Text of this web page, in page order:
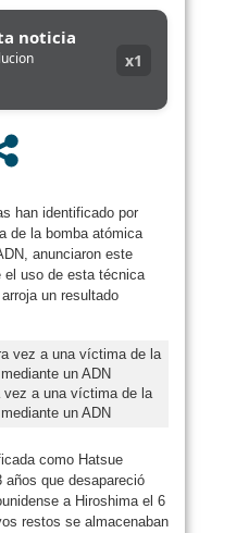
noticia
x1
han identificado por
de la bomba atómica
anunciaron este
el uso de esta técnica
un resultado
vez a una víctima de la
un ADN
como Hatsue
años que desapareció
a Hiroshima el 6
restos se almacenaban